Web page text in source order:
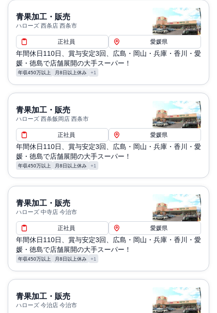
青果加工・販売
ハローズ 西条店 西条市
正社員 愛媛県
年間休日110日、賞与安定3回、広島・岡山・兵庫・香川・愛
媛・徳島で店舗展開の大手スーパー！
年収450万以上 月8日以上休み +1
青果加工・販売
ハローズ 西条飯岡店 西条市
正社員 愛媛県
年間休日110日、賞与安定3回、広島・岡山・兵庫・香川・愛
媛・徳島で店舗展開の大手スーパー！
年収450万以上 月8日以上休み +1
青果加工・販売
ハローズ 中寺店 今治市
正社員 愛媛県
年間休日110日、賞与安定3回、広島・岡山・兵庫・香川・愛
媛・徳島で店舗展開の大手スーパー！
年収450万以上 月8日以上休み +1
青果加工・販売
ハローズ 今治店 今治市